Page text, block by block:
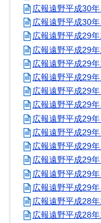
広報遠野平成
広報遠野平成
広報遠野平成
広報遠野平成
広報遠野平成
広報遠野平成
広報遠野平成
広報遠野平成
広報遠野平成
広報遠野平成
広報遠野平成
広報遠野平成29
広報遠野平成
広報遠野平成
広報遠野平成
広報遠野平成